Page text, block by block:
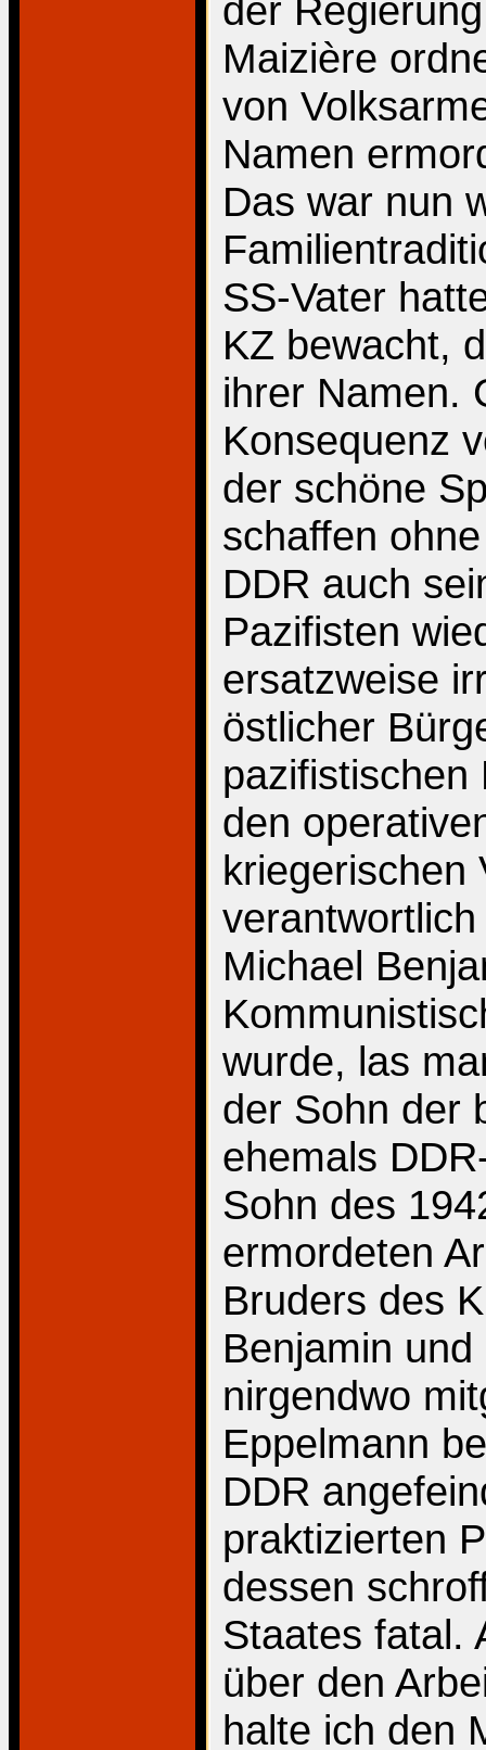
der
Maizière
von
Namen
Das war nun
SS-Vater
KZ bewacht,
ihrer Namen.
Konsequenz
der schöne
schaffen
DDR auch
Pazifisten
ersatzweise
östlicher
pazifistischen
den
kriegerischen
Michael
wurde, las
der Sohn der
ehemals
Sohn des
ermordeten
Bruders des
Benjamin
nirgendwo
Eppelmann
DDR
praktizierten
dessen
Staates fatal.
über den
halte ich den